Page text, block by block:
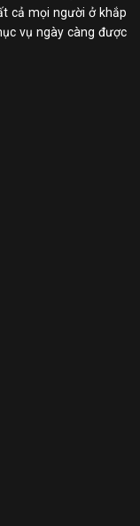
cả mọi người ở khắp
vụ ngày càng được